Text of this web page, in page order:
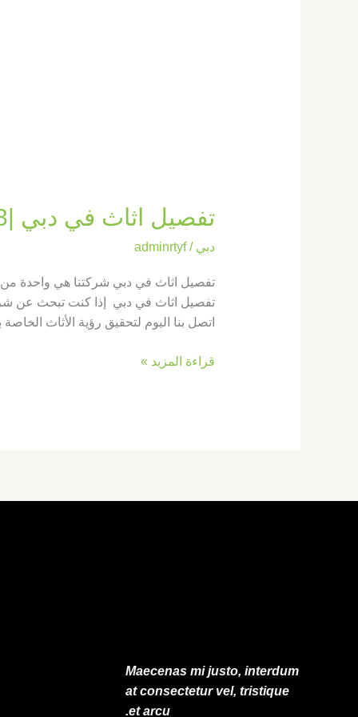
تفصيل اثاث في دبي |0569660143| نجار رخيص
دبي /
adminrtyf
تفصيل اثاث في دبي شركتنا هي واحدة من
تفصيل اثاث في دبي إذا كنت تبحث عن شركة
اتصل بنا اليوم لتحقيق رؤية الأثاث
قراءة المزيد »
Maecenas mi justo, interdum
at consectetur vel, tristique
et arcu.